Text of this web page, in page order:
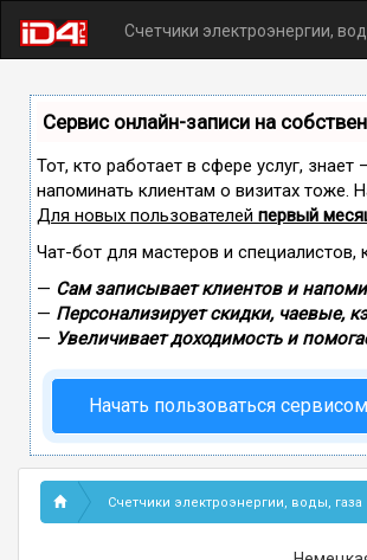
Счетчики электроэнергии,
Сервис онлайн-записи на
Тот, кто работает в сфере услуг,
напоминать клиентам о визитах
Для новых пользователей первый
Чат-бот для мастеров и
— Сам записывает клиентов и
— Персонализирует скидки, чаевые,
— Увеличивает доходимость и
Начать пользоваться сервисом
Счетчики электроэнергии, воды, газа